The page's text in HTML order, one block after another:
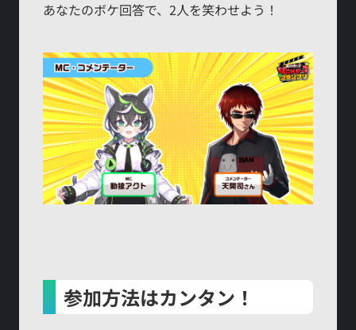
あなたのボケ回答で、2人を笑わせよう！
参加方法はカンタン！